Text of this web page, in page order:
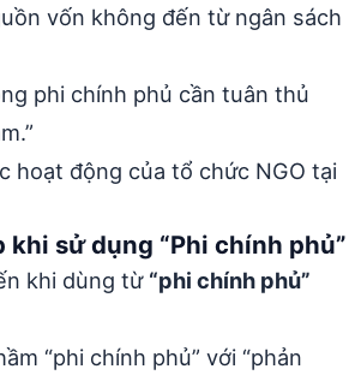
vốn không đến từ ngân sách
phi chính phủ cần tuân thủ
hoạt động của tổ chức NGO tại
sử dụng “Phi chính phủ”
khi dùng từ “phi chính phủ”
“phi chính phủ” với “phản